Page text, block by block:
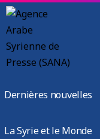
Dernières nouvelles
La Syrie et le Monde